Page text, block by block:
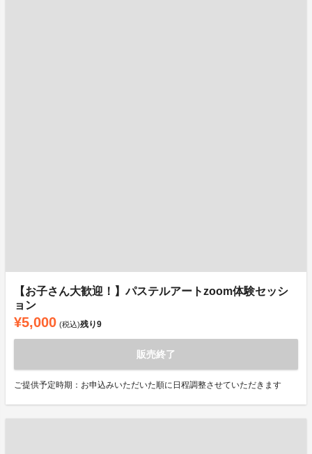
【お子さん大歓迎！】パステルアートzoom体験セッシ
ョン
¥5,000 (税込)残り9
販売終了
ご提供予定時期：お申込みいただいた順に日程調整させていただきます